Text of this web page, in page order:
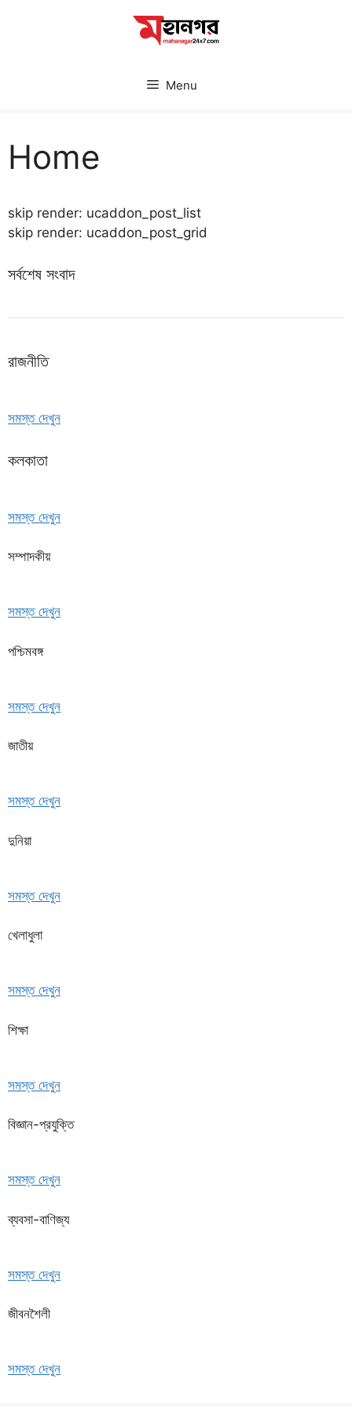
Menu
Home
skip render: ucaddon_post_list
skip render: ucaddon_post_grid
সর্বশেষ সংবাদ
রাজনীতি
সমস্ত দেখুন
কলকাতা
সমস্ত দেখুন
সম্পাদকীয়
সমস্ত দেখুন
পশ্চিমবঙ্গ
সমস্ত দেখুন
জাতীয়
সমস্ত দেখুন
দুনিয়া
সমস্ত দেখুন
খেলাধুলা
সমস্ত দেখুন
শিক্ষা
সমস্ত দেখুন
বিজ্ঞান-প্রযুক্তি
সমস্ত দেখুন
ব্যবসা-বাণিজ্য
সমস্ত দেখুন
জীবনশৈলী
সমস্ত দেখুন